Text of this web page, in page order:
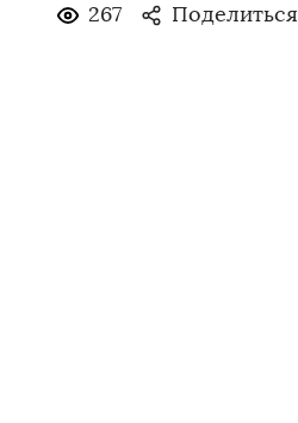
267 Поделиться